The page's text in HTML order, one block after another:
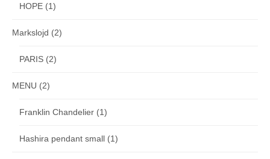
HOPE (1)
Markslojd (2)
PARIS (2)
MENU (2)
Franklin Chandelier (1)
Hashira pendant small (1)